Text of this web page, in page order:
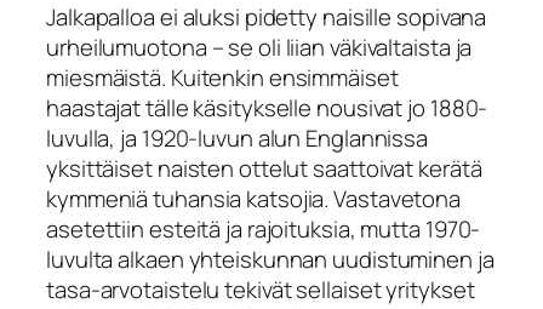
Jalkapalloa ei aluksi pidetty naisille sopivana
urheilumuotona – se oli liian väkivaltaista ja
miesmäistä. Kuitenkin ensimmäiset
haastajat tälle käsitykselle nousivat jo 1880-
luvulla, ja 1920-luvun alun Englannissa
yksittäiset naisten ottelut saattoivat kerätä
kymmeniä tuhansia katsojia. Vastavetona
asetettiin esteitä ja rajoituksia, mutta 1970-
luvulta alkaen yhteiskunnan uudistuminen ja
tasa-arvotaistelu tekivät sellaiset yritykset